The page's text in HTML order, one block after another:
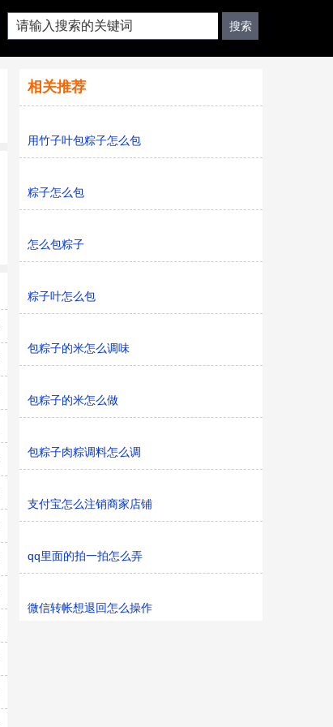
相关推荐
用竹子叶包粽子怎么包
粽子怎么包
怎么包粽子
粽子叶怎么包
包粽子的米怎么调味
包粽子的米怎么做
包粽子肉粽调料怎么调
支付宝怎么注销商家店铺
qq里面的拍一拍怎么弄
微信转帐想退回怎么操作